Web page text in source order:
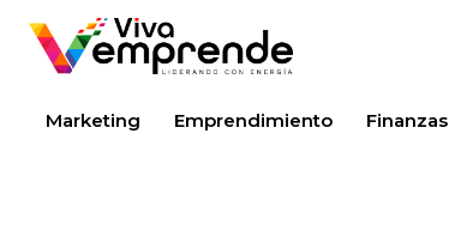
Marketing Emprendimiento Finanzas